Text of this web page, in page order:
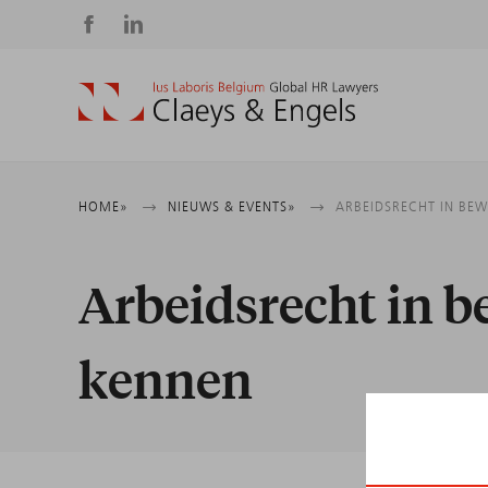
Social
media
Kruimelpad
HOME NIEUWS & EVENTS ARBEIDSRECHT IN
Arbeidsrecht in
kennen